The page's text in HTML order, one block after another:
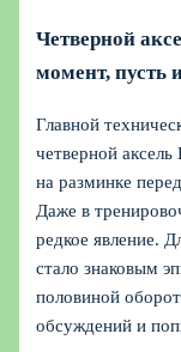
Четверной
момент, пусть
Главной
четверной
на разминке
Даже в
редкое явление.
стало знаковым
половиной
обсуждений и